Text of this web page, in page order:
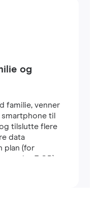
og
familie, venner
til
tilslutte flere
data
plan (for
plan 7 GB).